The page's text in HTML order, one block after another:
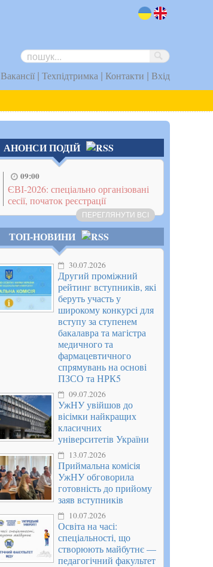
Вакансії| Техпідтримка | Контакти | Вхід
АНОНСИ ПОДІЙ
09:00
ЄВІ-2026: спеціально організовані
сесії, початок реєстрації
ПЕРЕГЛЯНУТИ ВСІ
ТОП-НОВИНИ
30.07.2026
Другий проміжний
рейтинг вступників, які
беруть участь у
широкому конкурсі для
вступу за ступенем
бакалавра та магістра
медичного та
фармацевтичного
спрямувань на основі
ПЗСО та НРК5
09.07.2026
УжНУ увійшов до
вісімки найкращих
класичних
університетів України
13.07.2026
Приймальна комісія
УжНУ обговорила
готовність до прийому
заяв вступників
10.07.2026
Освіта на часі:
спеціальності, що
створюють майбутнє —
педагогічний факультет